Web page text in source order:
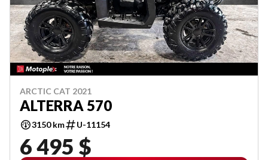
ARCTIC CAT 2021
ALTERRA 570
3150 km U-11154
6 495 $